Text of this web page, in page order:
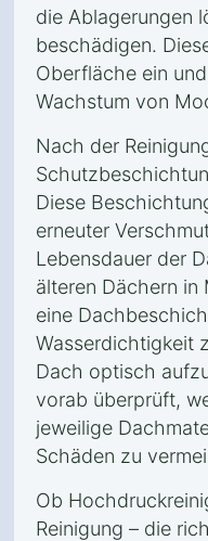
die Ablagerungen
beschädigen.
Oberfläche ein
Wachstum von
Nach der
Diese
erneuter
Lebensdauer der
älteren Dächern in
eine
Wasserdichtigkeit
Dach optisch
vorab überprüft,
jeweilige
Schäden zu
Ob
Reinigung – die